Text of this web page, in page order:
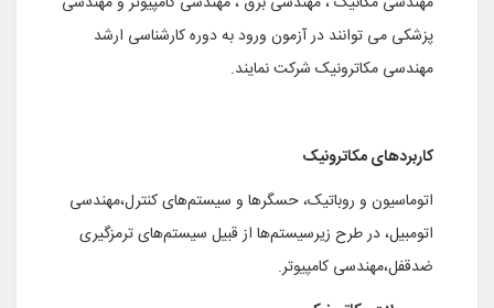
پزشکی می توانند در آزمون ورود به دوره کارشناسی ارشد
مهندسی مکاترونیک شرکت نمایند.
کاربردهای مکاترونیک
اتوماسیون و روباتیک، حسگرها و سیستم‌هاى کنترل،مهندسى
اتومبیل، در طرح زیرسیستم‌ها از قبیل سیستم‌هاى ترمزگیرى
ضدقفل،مهندسى کامپیوتر.